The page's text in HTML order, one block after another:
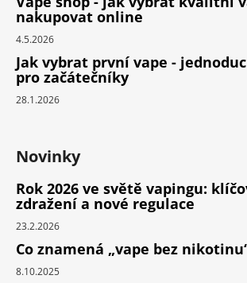
nakupovat online
4.5.2026
Jak vybrat první vape -
pro začátečníky
28.1.2026
Novinky
Rok 2026 ve světě vapingu:
zdražení a nové regulace
23.2.2026
Co znamená „vape bez
8.10.2025